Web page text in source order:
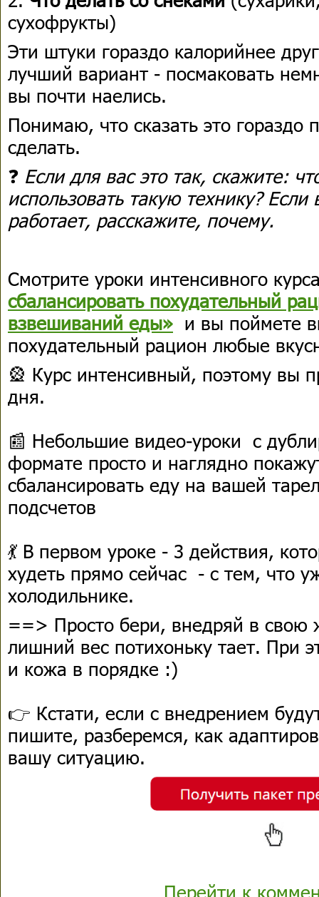
сухофрукты)
Эти штуки гораздо калорийнее
лучший вариант - посмаковать
вы почти наелись.
Понимаю, что сказать это гораздо
сделать.
❓ Если для вас это так, скажите:
использовать такую технику?
работает, расскажите, почему.
Смотрите уроки интенсивного
сбалансировать похудательный
взвешиваний еды» и вы поймете
похудательный рацион любые
🎡 Курс интенсивный, поэтому вы
дня.
📰 Небольшие видео-уроки с
формате просто и наглядно
сбалансировать еду на вашей
подсчетов
💃 В первом уроке - 3 действия,
худеть прямо сейчас - с тем, что
холодильнике.
==> Просто бери, внедряй в свою
лишний вес потихоньку тает. При
и кожа в порядке :)
👉 Кстати, если с внедрением
пишите, разберемся, как
вашу ситуацию.
Перейти к